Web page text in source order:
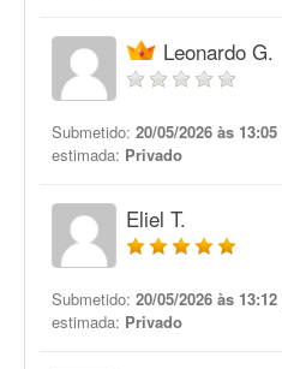
Leonardo G.
Submetido: 20/05/2026 às 13:05
estimada: Privado
Eliel T.
Submetido: 20/05/2026 às 13:12
estimada: Privado